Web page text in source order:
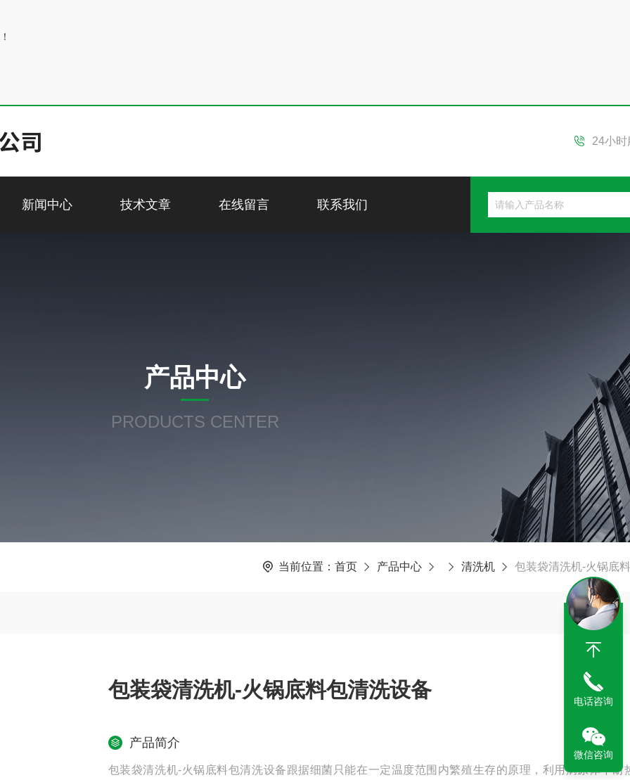
24小
新闻中心 技术文章 在线留言 联系我们
产品中心
PRODUCTS CENTER
当前位置： 首页 产品中心 清洗机 包装袋清洗机-火锅底
包装袋清洗机-火锅底料包清洗设备
产品简介
包装袋清洗机-火锅底料包清洗设备跟据细菌只能在一定温度范围内繁殖生存的原理，利用病原体不耐
电话咨询
微信咨询